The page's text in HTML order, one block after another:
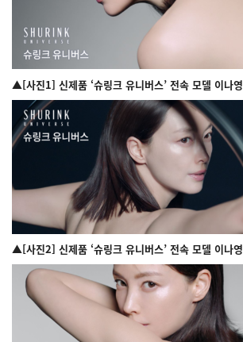
▲[사진1] 신제품 ‘슈링크 유니버스’ 전속 모델 이나영
▲[사진2] 신제품 ‘슈링크 유니버스’ 전속 모델 이나영